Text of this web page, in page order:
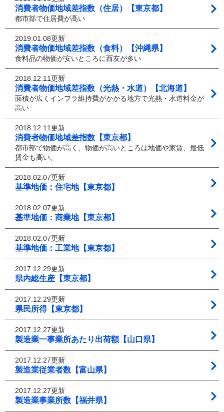
消費者物価地域差指数（住居）【東京都】
都市部で住居費が高い
2019.01.08更新
消費者物価地域差指数（食料）【沖縄県】
食料品の物価が安いところに西友が多い
2018.12.11更新
消費者物価地域差指数（光熱・水道）【北海道】
面積が広くインフラ維持費がかかる地方で光熱・水道料金が
高い
2018.12.11更新
消費者物価地域差指数【東京都】
都市部で物価が高く、物価が高いところは地価や家賃、最低
賃金も高い。
2018.02.07更新
基準地価：住宅地【東京都】
2018.02.07更新
基準地価：商業地【東京都】
2018.02.07更新
基準地価：工業地【東京都】
2017.12.29更新
県内総生産【東京都】
2017.12.29更新
県民所得【東京都】
2017.12.27更新
製造業一事業所あたり出荷額【山口県】
2017.12.27更新
製造業従業者数【富山県】
2017.12.27更新
製造業事業所数【福井県】